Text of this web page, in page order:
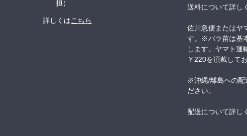
担）
詳しくはこちら
送料について詳し
佐川急便またはヤ
す。※バラ苗は基
します。ヤマト運
￥220を頂戴して
※沖縄/離島への配
ださい。
配送について詳し